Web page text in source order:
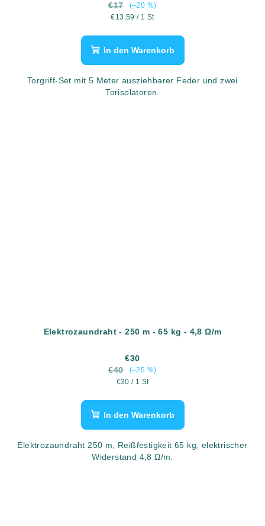
€17
(–20 %)
Verkaufspreis:
€13,59 / 1 St
In den Warenkorb
Torgriff-Set mit 5 Meter ausziehbarer Feder und zwei
Torisolatoren.
Elektrozaundraht - 250 m - 65 kg - 4,8 Ω/m
€30
€40
(–25 %)
Verkaufspreis:
€30 / 1 St
In den Warenkorb
Elektrozaundraht 250 m, Reißfestigkeit 65 kg, elektrischer
Widerstand 4,8 Ω/m.